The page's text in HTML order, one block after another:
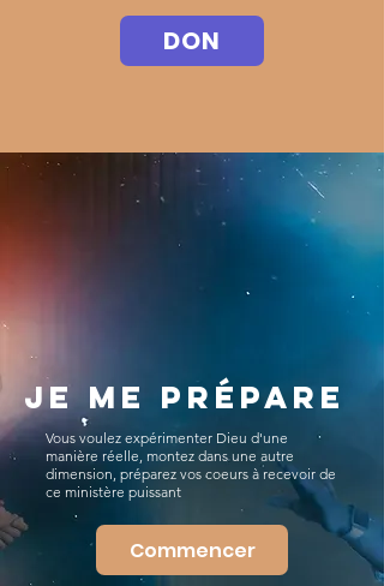
DON
je me prépare
Vous voulez expérimenter Dieu d'une
manière réelle, montez dans une autre
dimension, préparez vos coeurs à recevoir de
ce ministère puissant
Commencer